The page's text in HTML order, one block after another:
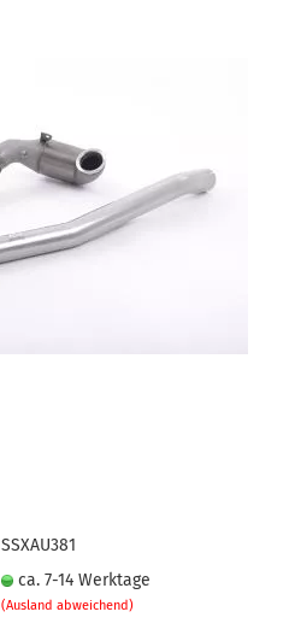
SSXAU381
ca. 7-14 Werktage
(Ausland abweichend)